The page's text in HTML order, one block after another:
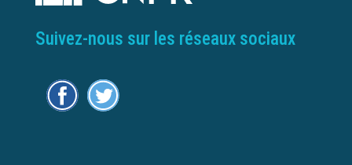
Suivez-nous sur les réseaux sociaux